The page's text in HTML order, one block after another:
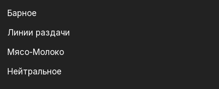
Барное
Линии раздачи
Мясо-Молоко
Нейтральное